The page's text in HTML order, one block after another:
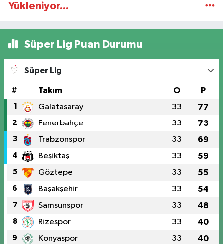
Yükleniyor...
Süper Lig Puan Durumu
Süper Lig
# Takım O P
1 Galatasaray 33 77
2 Fenerbahçe 33 73
3 Trabzonspor 33 69
4 Beşiktaş 33 59
5 Göztepe 33 55
6 Başakşehir 33 54
7 Samsunspor 33 48
8 Rizespor 33 40
9 Konyaspor 33 40